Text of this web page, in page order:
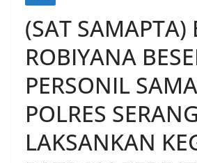
(SAT SAMAPTA)
ROBIYANA
PERSONIL
POLRES SERANG
LAKSANKAN